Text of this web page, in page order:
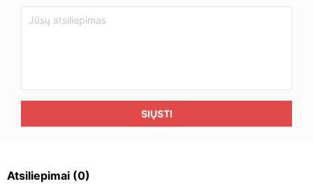
SIŲSTI
Atsiliepimai (0)